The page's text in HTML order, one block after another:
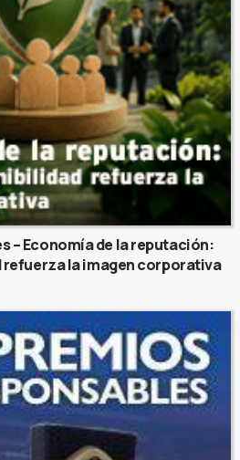
– Economía de la reputación:
la imagen corporativa